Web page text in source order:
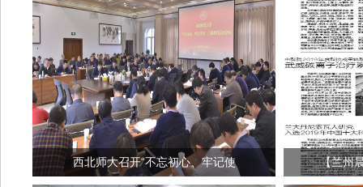
西北师大召开“不忘初心、牢记使 【兰州